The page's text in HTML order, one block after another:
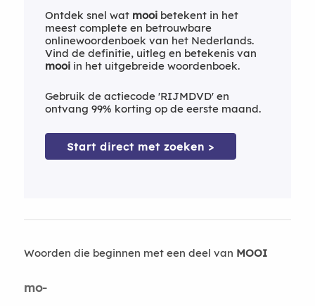
Ontdek snel wat mooibetekent in het
meest complete en betrouwbare
onlinewoordenboek van het Nederlands.
Vind de definitie, uitleg en betekenis van
mooiin het uitgebreide woordenboek.
Gebruik de actiecode 'RIJMDVD' en
ontvang 99% korting op de eerste maand.
Start direct met zoeken >
Woorden die beginnen met een deel van MOOI
mo-